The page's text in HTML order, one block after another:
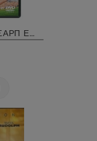
ΜΥΣΤΙΚΟΣ ΠΡΑΚΤΟΡΑΣ ΣΑΡΠ ΕΠΙΧΕΙΡΗΣΗ ΜΑΖΟΡΕΤΕΣ, MAN OF THE HOUSE DVD USED